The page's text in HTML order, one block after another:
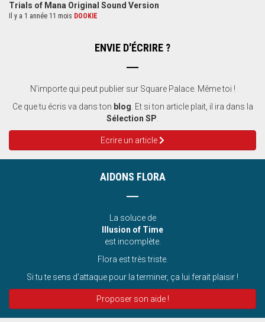
Trials of Mana Original Sound Version
Il y a 1 année 11 mois DOOKIE
ENVIE D'ÉCRIRE ?
N'importe qui peut publier sur Square Palace. Même toi !
Ce que tu écris va dans ton blog. Et si ton article plait, il ira dans la
Sélection SP.
Ecrire un article
AIDONS FLORA
La soluce de
Illusion of Time
est incomplète.
Flora est très triste.
Si tu te sens d’attaque pour la terminer, ça lui ferait plaisir !
Proposer son aide !